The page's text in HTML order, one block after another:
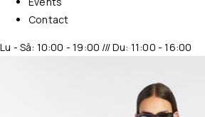
Contact
Lu - Sâ: 10:00 - 19:00 /// Du: 11:00 - 16:00